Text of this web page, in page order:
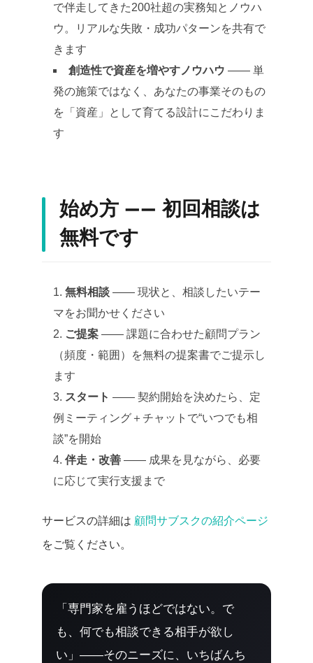
で伴走してきた200社超の実務知とノウハ
ウ。リアルな失敗・成功パターンを共有で
きます
創造性で資産を増やすノウハウ —— 単
発の施策ではなく、あなたの事業そのもの
を「資産」として育てる設計にこだわりま
す
始め方 —— 初回相談は
無料です
無料相談 —— 現状と、相談したいテー
マをお聞かせください
ご提案 —— 課題に合わせた顧問プラン
（頻度・範囲）を無料の提案書でご提示し
ます
スタート —— 契約開始を決めたら、定
例ミーティング＋チャットで“いつでも相
談”を開始
伴走・改善 —— 成果を見ながら、必要
に応じて実行支援まで
サービスの詳細は 顧問サブスクの紹介ページ
をご覧ください。
「専門家を雇うほどではない。で
も、何でも相談できる相手が欲し
い」——そのニーズに、いちばんち